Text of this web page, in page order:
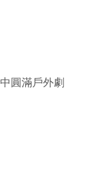
圓滿戶外劇